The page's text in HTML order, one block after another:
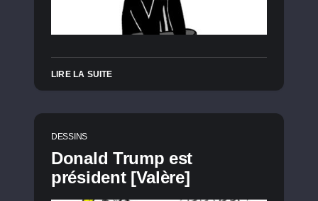
LIRE LA SUITE
DESSINS
Donald Trump est
président [Valère]